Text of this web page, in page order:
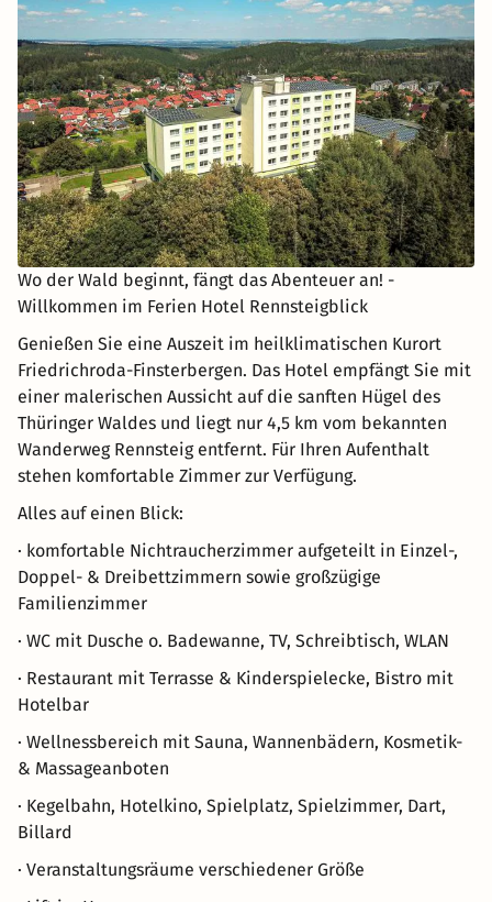
Wo der Wald beginnt, fängt das Abenteuer an! -
Willkommen im Ferien Hotel Rennsteigblick
Genießen Sie eine Auszeit im heilklimatischen Kurort
Friedrichroda-Finsterbergen. Das Hotel empfängt Sie mit
einer malerischen Aussicht auf die sanften Hügel des
Thüringer Waldes und liegt nur 4,5 km vom bekannten
Wanderweg Rennsteig entfernt. Für Ihren Aufenthalt
stehen komfortable Zimmer zur Verfügung.
Alles auf einen Blick:
· komfortable Nichtraucherzimmer aufgeteilt in Einzel-,
Doppel- & Dreibettzimmern sowie großzügige
Familienzimmer
· WC mit Dusche o. Badewanne, TV, Schreibtisch, WLAN
· Restaurant mit Terrasse & Kinderspielecke, Bistro mit
Hotelbar
· Wellnessbereich mit Sauna, Wannenbädern, Kosmetik-
& Massageanboten
· Kegelbahn, Hotelkino, Spielplatz, Spielzimmer, Dart,
Billard
· Veranstaltungsräume verschiedener Größe